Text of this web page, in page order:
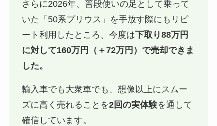
さらに2026年、普段使いの足として乗って
いた「50系プリウス」を手放す際にもリピ
ート利用したところ、今度は下取り88万円
に対して160万円（＋72万円）で売却できま
した。
輸入車でも大衆車でも、想像以上にスムー
ズに高く売れることを2回の実体験を通して
確信しています。